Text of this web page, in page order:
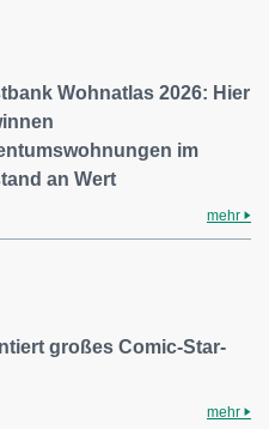
Wohnatlas 2026: Hier
im
an Wert
mehr
großes Comic-Star-
mehr